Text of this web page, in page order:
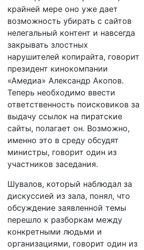
крайней мере оно уже дает
возможность убирать с сайтов
нелегальный контент и навсегда
закрывать злостных
нарушителей копирайта, говорит
президент кинокомпании
«Амедиа» Александр Акопов.
Теперь необходимо ввести
ответственность поисковиков за
выдачу ссылок на пиратские
сайты, полагает он. Возможно,
именно это в среду обсудят
министры, говорит один из
участников заседания.
Шувалов, который наблюдал за
дискуссией из зала, понял, что
обсуждение заявленной темы
перешло к разборкам между
конкретными людьми и
организациями, говорит один из